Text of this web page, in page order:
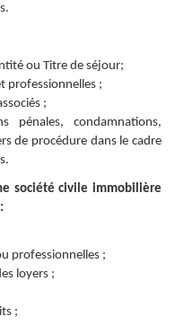
ou Titre de séjour;
professionnelles ;
;
pénales, condamnations,
de procédure dans le cadre
société civile immobilière
professionnelles ;
loyers ;
;